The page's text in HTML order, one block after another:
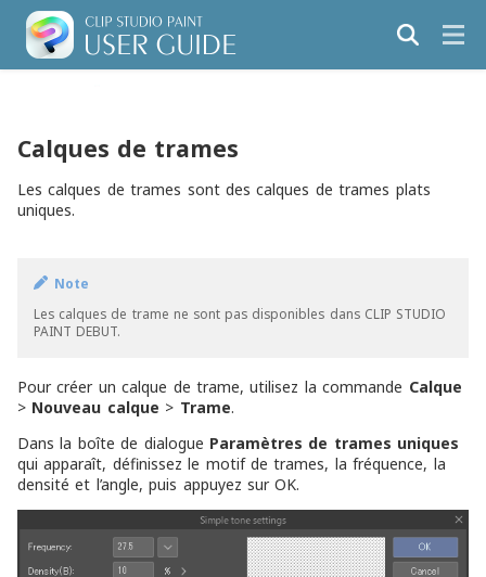
Calques de trames
Les calques de trames sont des calques de trames plats
uniques.
Note
Les calques de trame ne sont pas disponibles dans CLIP STUDIO
PAINT DEBUT.
Pour créer un calque de trame, utilisez la commande Calque
> Nouveau calque > Trame.
Dans la boîte de dialogue Paramètres de trames uniques
qui apparaît, définissez le motif de trames, la fréquence, la
densité et l’angle, puis appuyez sur OK.